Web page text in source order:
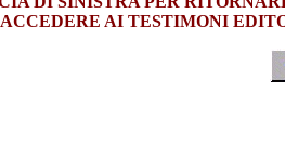
ACCEDERE AI TESTIMONI